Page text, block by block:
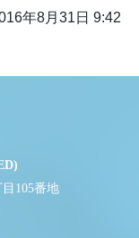
年8月31日 9:42
105番地